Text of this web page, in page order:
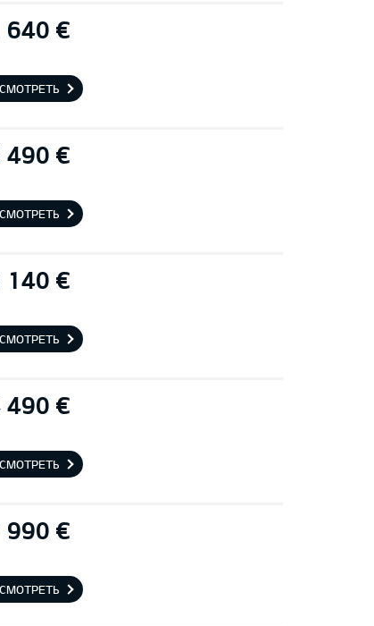
640 €
490 €
140 €
490 €
990 €